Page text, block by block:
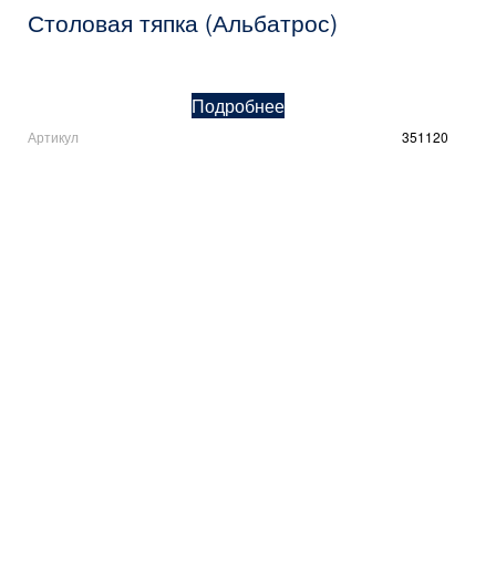
Столовая тяпка (Альбатрос)
Подробнее
Артикул 351120